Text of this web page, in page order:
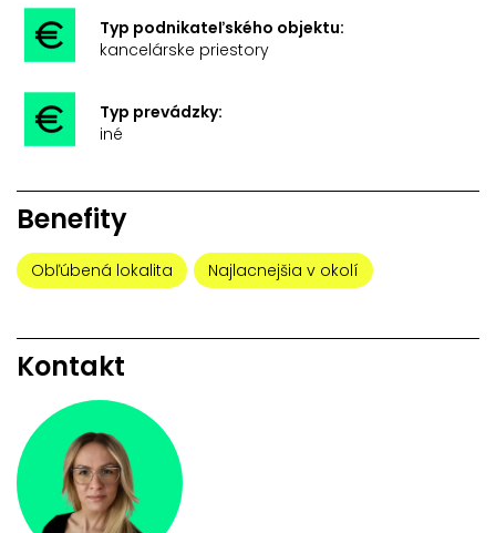
Typ podnikateľského objektu:
kancelárske priestory
Typ prevádzky:
iné
Benefity
Obľúbená lokalita Najlacnejšia v okolí
Kontakt